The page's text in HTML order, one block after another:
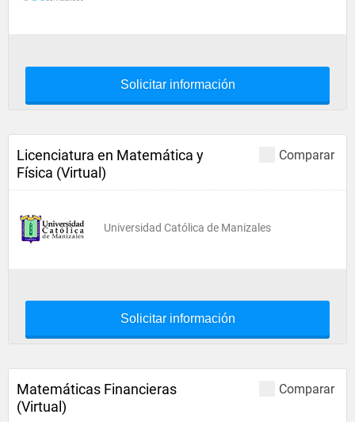
Solicitar información
Comparar
Licenciatura en Matemática y
Física (Virtual)
Universidad Católica de Manizales
Solicitar información
Comparar
Matemáticas Financieras
(Virtual)